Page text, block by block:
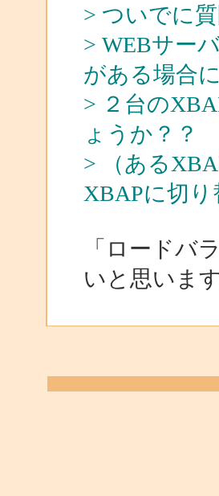
> ついでに
> WEBサー
がある場合
> ２台の
ょうか？？
> （ある
XBAPに切
「ロードバ
いと思います